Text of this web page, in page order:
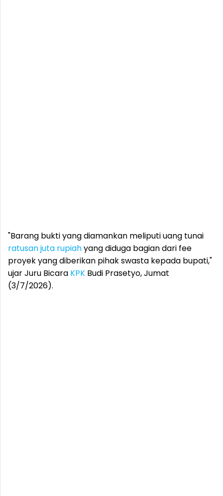
"Barang bukti yang diamankan meliputi uang tunai
ratusan juta rupiahyang diduga bagian dari fee
proyek yang diberikan pihak swasta kepada bupati,"
ujar Juru Bicara KPK Budi Prasetyo, Jumat
(3/7/2026).